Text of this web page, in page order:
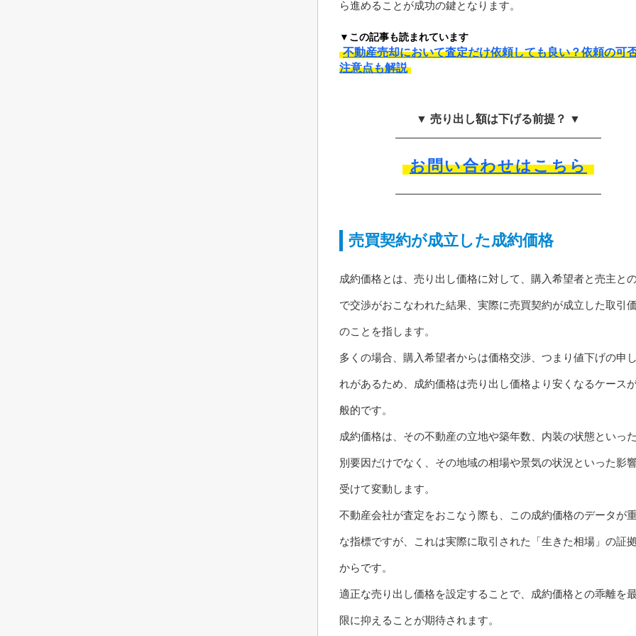
ら進めることが成功の鍵となります。
▼この記事も読まれています
不動産売却において査定だけ依頼しても良い？依頼の可
注意点も解説
▼ 売り出し額は下げる前提？ ▼
お問い合わせはこちら
売買契約が成立した成約価格
成約価格とは、売り出し価格に対して、購入希望者と売主と
で交渉がおこなわれた結果、実際に売買契約が成立した取引
のことを指します。
多くの場合、購入希望者からは価格交渉、つまり値下げの申
れがあるため、成約価格は売り出し価格より安くなるケース
般的です。
成約価格は、その不動産の立地や築年数、内装の状態といっ
別要因だけでなく、その地域の相場や景気の状況といった影
受けて変動します。
不動産会社が査定をおこなう際も、この成約価格のデータが
な指標ですが、これは実際に取引された「生きた相場」の証
からです。
適正な売り出し価格を設定することで、成約価格との乖離を
限に抑えることが期待されます。